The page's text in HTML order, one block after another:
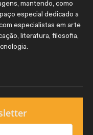
mantendo, como
especial dedicado a
especialistas em arte
literatura, filosofia,